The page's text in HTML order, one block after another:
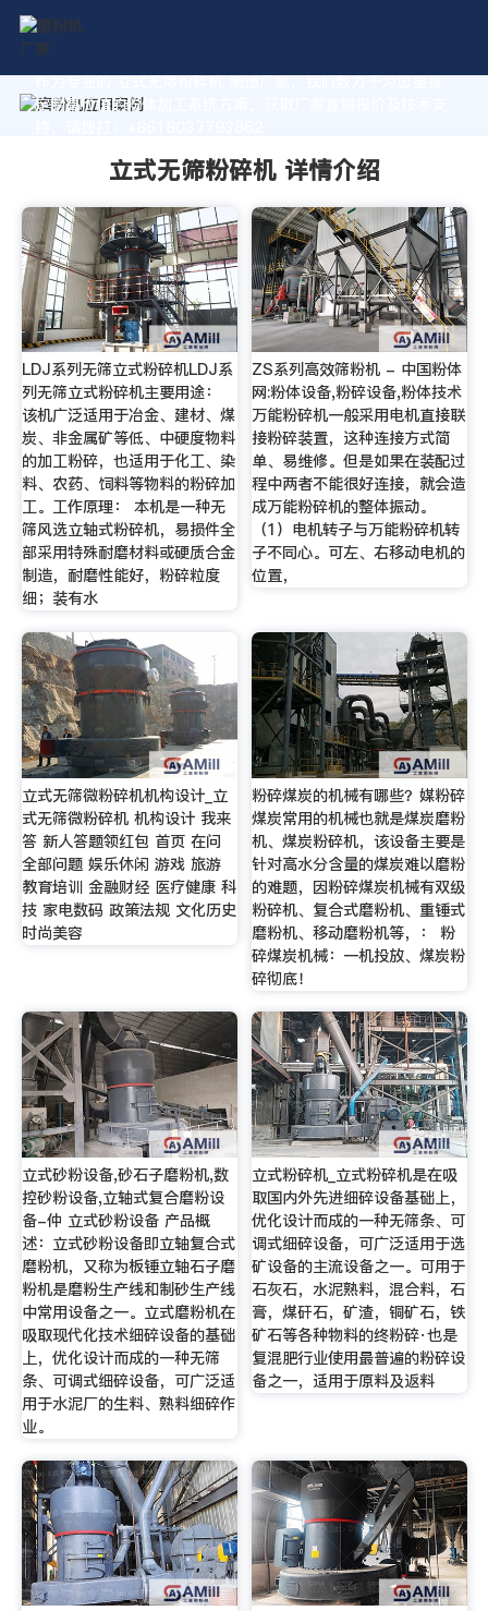
作为专业的 立式无筛粉碎机 制造厂家，我们致力于为您量身
定制高价值的粉体加工系统方案。获取厂家直销报价及技术支
立式无筛粉碎机 详情介绍
LDJ系列无筛立式粉碎机LDJ系
列无筛立式粉碎机主要用途：
该机广泛适用于冶金、建材、煤
炭、非金属矿等低、中硬度物料
的加工粉碎，也适用于化工、染
料、农药、饲料等物料的粉碎加
工。工作原理： 本机是一种无
筛风选立轴式粉碎机，易损件全
部采用特殊耐磨材料或硬质合金
制造，耐磨性能好，粉碎粒度
细；装有水
ZS系列高效筛粉机 - 中国粉体
网:粉体设备,粉碎设备,粉体技术
万能粉碎机一般采用电机直接联
接粉碎装置，这种连接方式简
单、易维修。但是如果在装配过
程中两者不能很好连接，就会造
成万能粉碎机的整体振动。
（1）电机转子与万能粉碎机转
子不同心。可左、右移动电机的
位置，
立式无筛微粉碎机机构设计_立
式无筛微粉碎机 机构设计 我来
答 新人答题领红包 首页 在问
全部问题 娱乐休闲 游戏 旅游
教育培训 金融财经 医疗健康 科
技 家电数码 政策法规 文化历史
时尚美容
粉碎煤炭的机械有哪些？媒粉碎
煤炭常用的机械也就是煤炭磨粉
机、煤炭粉碎机，该设备主要是
针对高水分含量的煤炭难以磨粉
的难题，因粉碎煤炭机械有双级
粉碎机、复合式磨粉机、重锤式
磨粉机、移动磨粉机等，： 粉
碎煤炭机械：一机投放、煤炭粉
碎彻底！
立式砂粉设备,砂石子磨粉机,数
控砂粉设备,立轴式复合磨粉设
备-仲 立式砂粉设备 产品概
述：立式砂粉设备即立轴复合式
磨粉机，又称为板锤立轴石子磨
粉机是磨粉生产线和制砂生产线
中常用设备之一。立式磨粉机在
吸取现代化技术细碎设备的基础
上，优化设计而成的一种无筛
条、可调式细碎设备，可广泛适
用于水泥厂的生料、熟料细碎作
业。
立式粉碎机_立式粉碎机是在吸
取国内外先进细碎设备基础上，
优化设计而成的一种无筛条、可
调式细碎设备，可广泛适用于选
矿设备的主流设备之一。可用于
石灰石，水泥熟料，混合料，石
膏，煤矸石，矿渣，铜矿石，铁
矿石等各种物料的终粉碎·也是
复混肥行业使用最普遍的粉碎设
备之一，适用于原料及返料